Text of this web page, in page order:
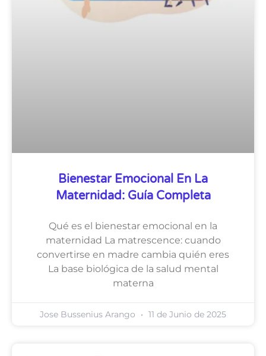
Bienestar Emocional En La
Maternidad: Guía Completa
Qué es el bienestar emocional en la
maternidad La matrescence: cuando
convertirse en madre cambia quién eres
La base biológica de la salud mental
materna
Jose Bussenius Arango 11 de Junio de 2025